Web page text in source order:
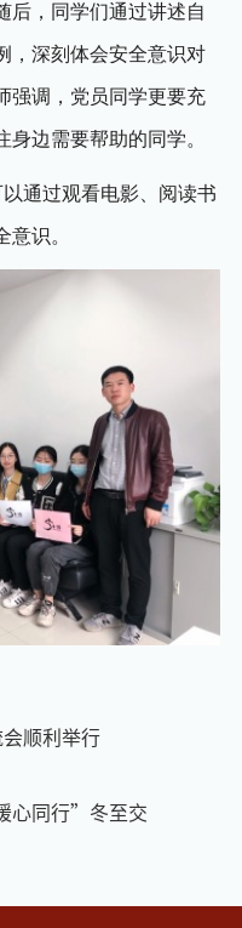
后，同学们通过讲述自
，深刻体会安全意识对
强调，党员同学更要充
边需要帮助的同学。
通过观看电影、阅读书
识。
顺利举行
心同行”冬至交